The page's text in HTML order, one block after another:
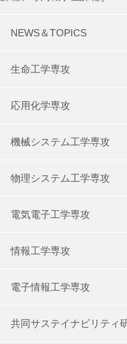
NEWS＆TOPICS
生命工学専攻
応用化学専攻
機械システム工学専攻
物理システム工学専攻
電気電子工学専攻
情報工学専攻
電子情報工学専攻
共同サステイナビリティ